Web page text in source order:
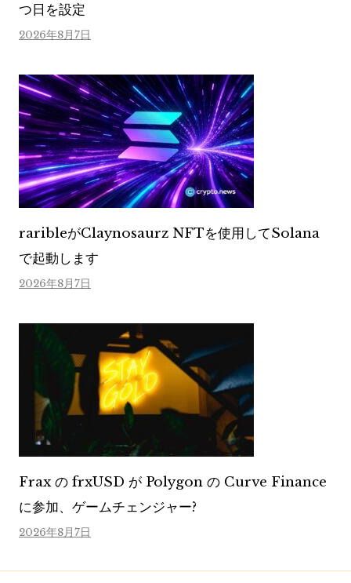
つ日を設定
2026年8月7日
raribleがClaynosaurz NFTを使用してSolana
で起動します
2026年8月7日
Frax の frxUSD が Polygon の Curve Finance
に参加、ゲームチェンジャー?
2026年8月7日